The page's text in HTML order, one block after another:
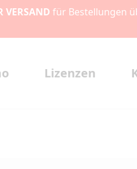
VERSAND für Bestellungen
Lizenzen